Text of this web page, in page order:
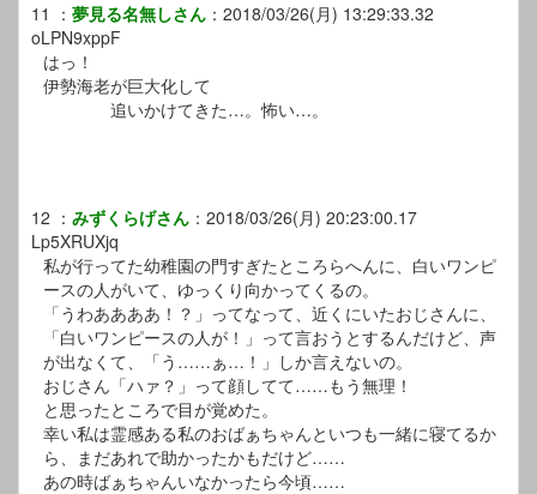
11 ： 夢見る名無しさん ： 2018/03/26(月) 13:29:33.32
oLPN9xppF
はっ！
伊勢海老が巨大化して
追いかけてきた…。怖い…。
12 ： みずくらげさん ： 2018/03/26(月) 20:23:00.17
Lp5XRUXjq
私が行ってた幼稚園の門すぎたところらへんに、白いワンピ
ースの人がいて、ゆっくり向かってくるの。
「うわああああ！？」ってなって、近くにいたおじさんに、
「白いワンピースの人が！」って言おうとするんだけど、声
が出なくて、「う……ぁ…！」しか言えないの。
おじさん「ハァ？」って顔してて……もう無理！
と思ったところで目が覚めた。
幸い私は霊感ある私のおばぁちゃんといつも一緒に寝てるか
ら、まだあれで助かったかもだけど……
あの時ばぁちゃんいなかったら今頃……